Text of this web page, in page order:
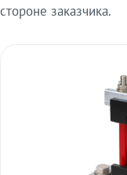
стороне заказчика.